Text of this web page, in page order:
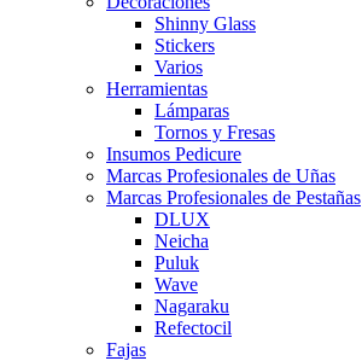
Shinny Glass
Stickers
Varios
Herramientas
Lámparas
Tornos y Fresas
Insumos Pedicure
Marcas Profesionales de Uñas
Marcas Profesionales de Pestañas
DLUX
Neicha
Puluk
Wave
Nagaraku
Refectocil
Fajas